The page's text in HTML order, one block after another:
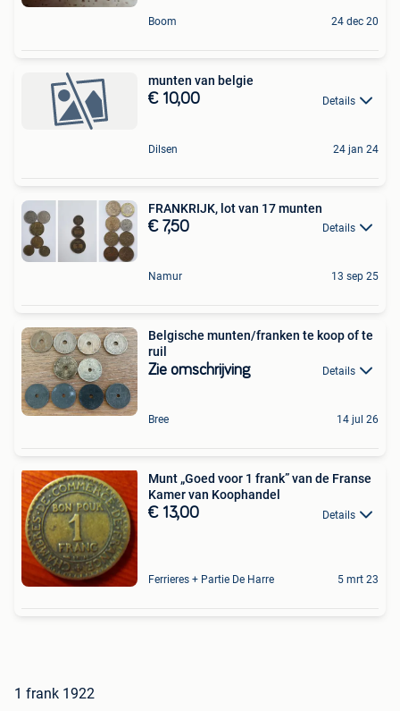
Boom 24 dec 20
munten van belgie
€ 10,00 Details
Dilsen 24 jan 24
FRANKRIJK, lot van 17 munten
€ 7,50 Details
Namur 13 sep 25
Belgische munten/franken te koop of te
ruil
Zie omschrijving Details
Bree 14 jul 26
Munt „Goed voor 1 frank” van de Franse
Kamer van Koophandel
€ 13,00 Details
Ferrieres + Partie De Harre 5 mrt 23
1 frank 1922